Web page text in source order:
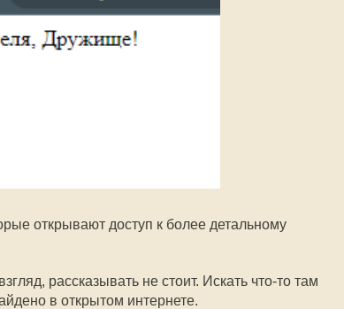
открывают доступ к более детальному
рассказывать не стоит. Искать что-то там
в открытом интернете.